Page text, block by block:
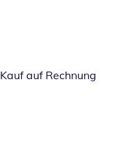
Kauf auf Rechnung